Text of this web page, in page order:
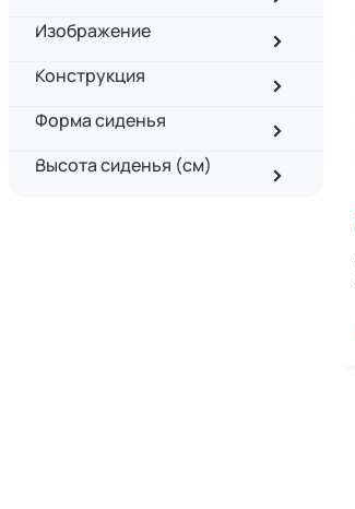
Изображение
Конструкция
Форма сиденья
Высота сиденья (см)